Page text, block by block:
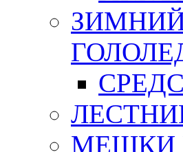
МЕШКИ